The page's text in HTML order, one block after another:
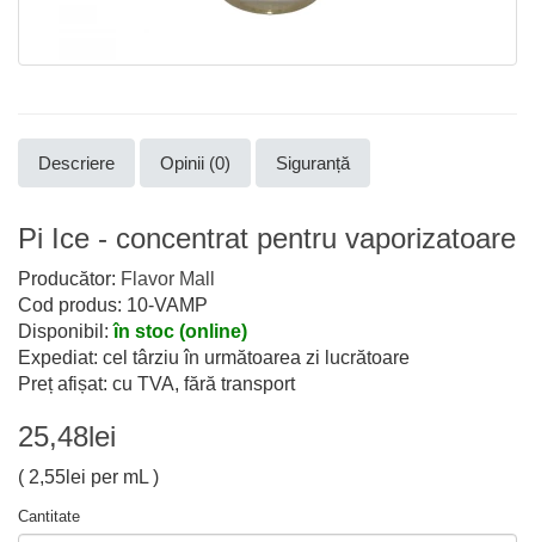
Descriere Opinii (0) Siguranță
Pi Ice - concentrat pentru vaporizatoare
Producător: Flavor Mall
Cod produs: 10-VAMP
Disponibil:în stoc (online)
Expediat: cel târziu în următoarea zi lucrătoare
Preț afișat: cu TVA, fără transport
25,48lei
( 2,55lei per mL )
Cantitate